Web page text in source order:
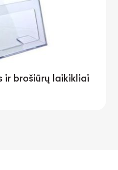
ir brošiūrų laikikliai